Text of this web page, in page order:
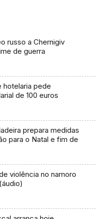
russo a Chernigiv
de guerra
hotelaria pede
de 100 euros
prepara medidas
para o Natal e fim de
violência no namoro